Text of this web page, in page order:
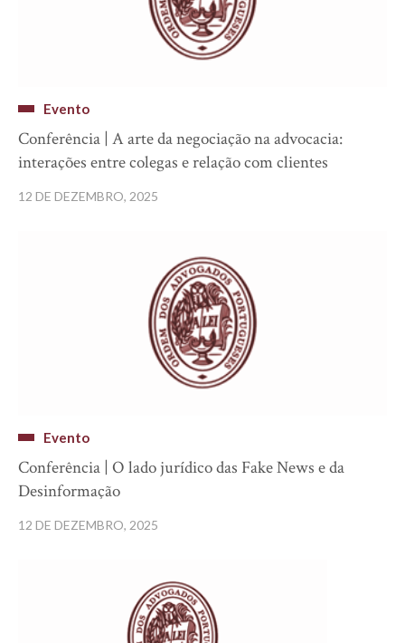
Evento
Conferência | A arte da negociação na advocacia:
interações entre colegas e relação com clientes
12 DE DEZEMBRO, 2025
Evento
Conferência | O lado jurídico das Fake News e da
Desinformação
12 DE DEZEMBRO, 2025